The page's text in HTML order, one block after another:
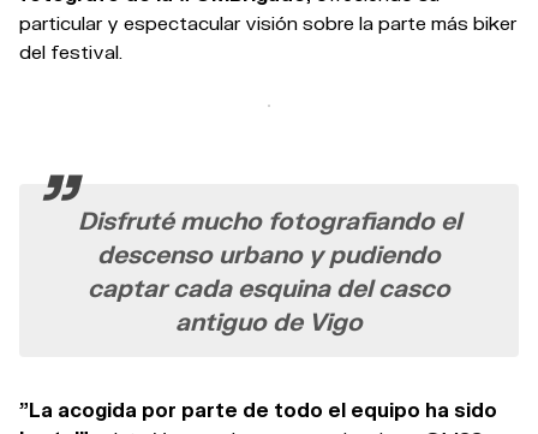
particular y espectacular visión sobre la parte más biker
del festival.
Disfruté mucho fotografiando el
descenso urbano y pudiendo
captar cada esquina del casco
antiguo de Vigo
"La acogida por parte de todo el equipo ha sido